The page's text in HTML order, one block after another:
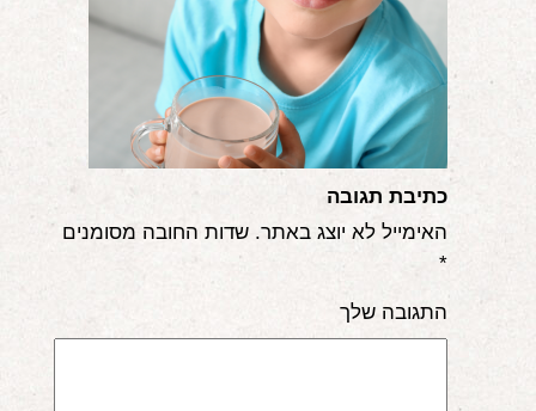
לימודי "שונישין"
במתנה!
כתיבת תגובה
האימייל לא יוצג באתר. שדות החובה מסומנים
*
התגובה שלך